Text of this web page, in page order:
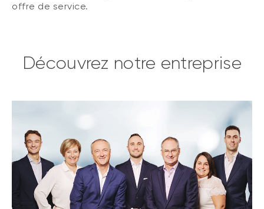
offre de service.
Découvrez notre entreprise